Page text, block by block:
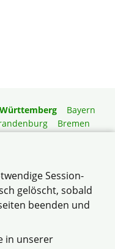
Bayern
Bremen
Holstein
Thüringen
Gartenberatung
im Verband
Session-
gelöscht, sobald
beenden und
in unserer